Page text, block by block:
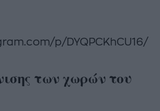
p/DYQPCKhCU16/
των χωρών του